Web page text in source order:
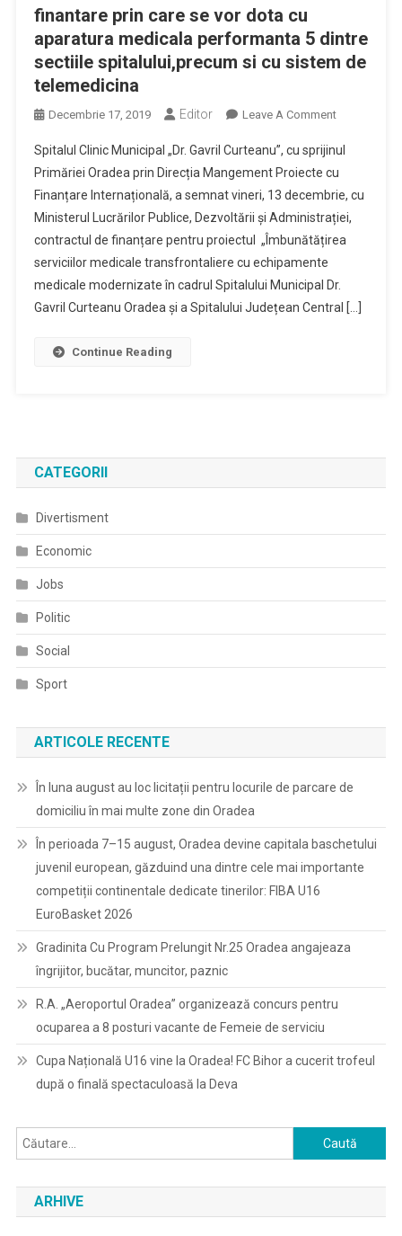
finantare prin care se vor dota cu
aparatura medicala performanta 5 dintre
sectiile spitalului,precum si cu sistem de
telemedicina
Decembrie 17, 2019 Editor Leave A CommentOn
Clinic
Municipal
„Dr.
Gavril
Curteanu”
Semnat
Contractul
Aparatura
Dintre
Si
Sistem
Spitalul Clinic Municipal „Dr. Gavril Curteanu”, cu sprijinul
Primăriei Oradea prin Direcția Mangement Proiecte cu
Finanțare Internațională, a semnat vineri, 13 decembrie, cu
Ministerul Lucrărilor Publice, Dezvoltării și Administrației,
contractul de finanțare pentru proiectul „Îmbunătățirea
serviciilor medicale transfrontaliere cu echipamente
medicale modernizate în cadrul Spitalului Municipal Dr.
Gavril Curteanu Oradea și a Spitalului Județean Central […]
Continue Reading
CATEGORII
Divertisment
Economic
Jobs
Politic
Social
Sport
ARTICOLE RECENTE
În luna august au loc licitații pentru locurile de parcare de
domiciliu în mai multe zone din Oradea
În perioada 7–15 august, Oradea devine capitala baschetului
juvenil european, găzduind una dintre cele mai importante
competiții continentale dedicate tinerilor: FIBA U16
EuroBasket 2026
Gradinita Cu Program Prelungit Nr.25 Oradea angajeaza
îngrijitor, bucătar, muncitor, paznic
R.A. „Aeroportul Oradea” organizează concurs pentru
ocuparea a 8 posturi vacante de Femeie de serviciu
Cupa Națională U16 vine la Oradea! FC Bihor a cucerit trofeul
după o finală spectaculoasă la Deva
Caută
după:
ARHIVE